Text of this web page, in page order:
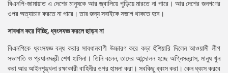
বিএনপি-জামায়াত এ দেশের মানুষকে আর জ্বালিয়ে পুড়িয়ে মারতে না পারে। আর দেশের জনগণের
ওপর অত্যাচার করতে না পারে। তার জন্য সবাইকে সজাগ থাকতে হবে।
সাবধান করে দিচ্ছি, ধ্বংসযজ্ঞ করলে ছাড়ব না
বিএনপিকে ধ্বংসযজ্ঞ বন্ধ করার সাবধানবাণী উচ্চারণ করে কড়া হুঁশিয়ারি দিলেন আওয়ামী লীগ
সভাপতি ও প্রধানমন্ত্রী শেখ হাসিনা। তিনি বলেন, তাদের আন্দোলন হচ্ছে অগ্নিসন্ত্রাস, মানুষ খুন
করা আর আইনশৃঙ্খলা রক্ষাকারী বাহিনীর ওপর হামলা করা। সবকিছু ধ্বংস করা। কেন ধ্বংস করবে